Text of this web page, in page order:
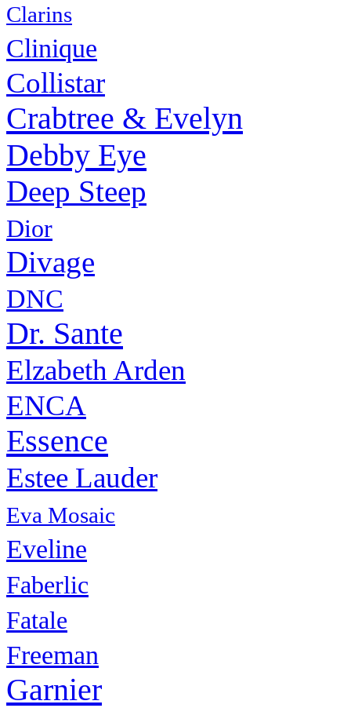
Clarins
Clinique
Collistar
Crabtree & Evelyn
Debby Eye
Deep Steep
Dior
Divage
DNC
Dr. Sante
Elzabeth Arden
ENCA
Essence
Estee Lauder
Eva Mosaic
Eveline
Faberlic
Fatale
Freeman
Garnier